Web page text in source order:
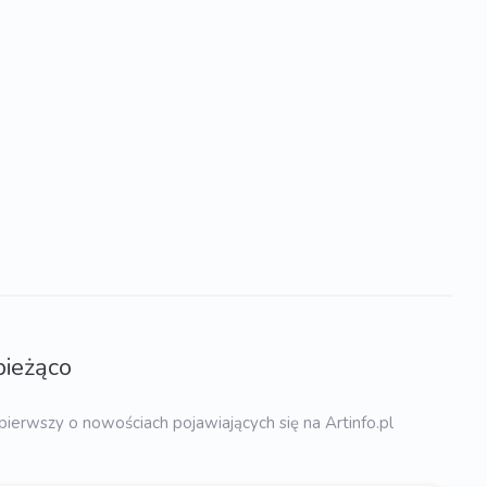
o nowościach pojawiających się na Artinfo.pl